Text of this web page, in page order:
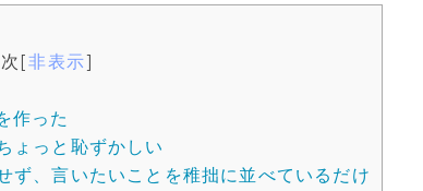
[非表示]
作った
ょっと恥ずかしい
ず、言いたいことを稚拙に並べているだけ